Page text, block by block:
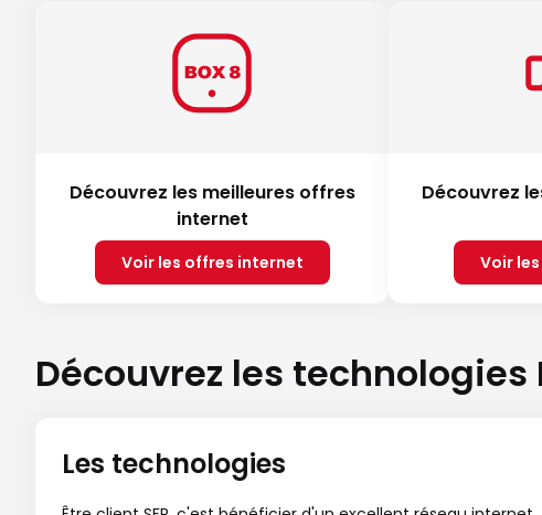
Découvrez les meilleures offres
internet
Voir les offres internet
Découvrez
Voir
Découvrez les technologies
Les technologies